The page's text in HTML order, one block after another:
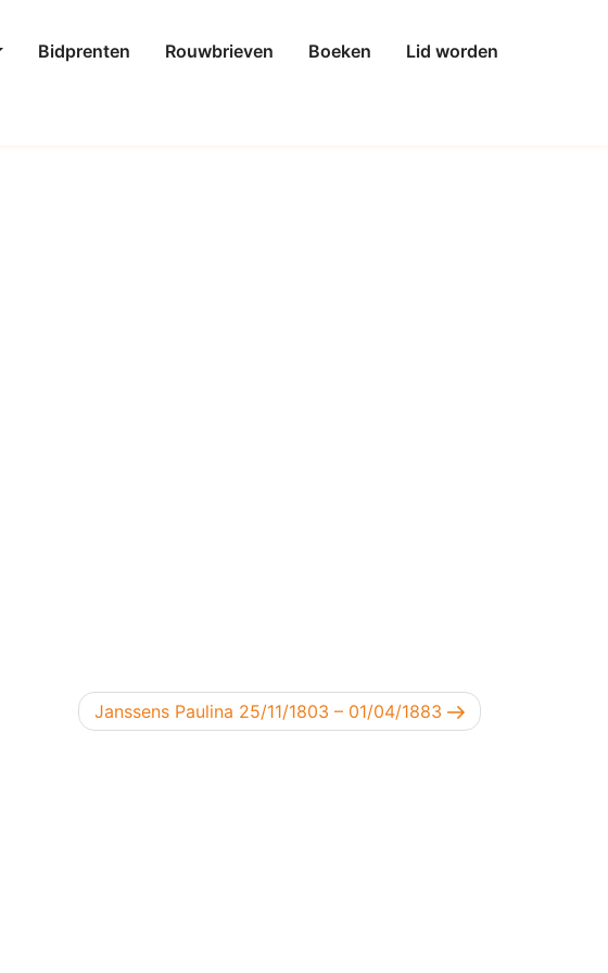
Bidprenten Rouwbrieven Boeken
Lid worden
Volgend bericht
Janssens Paulina 25/11/1803 – 01/04/1883